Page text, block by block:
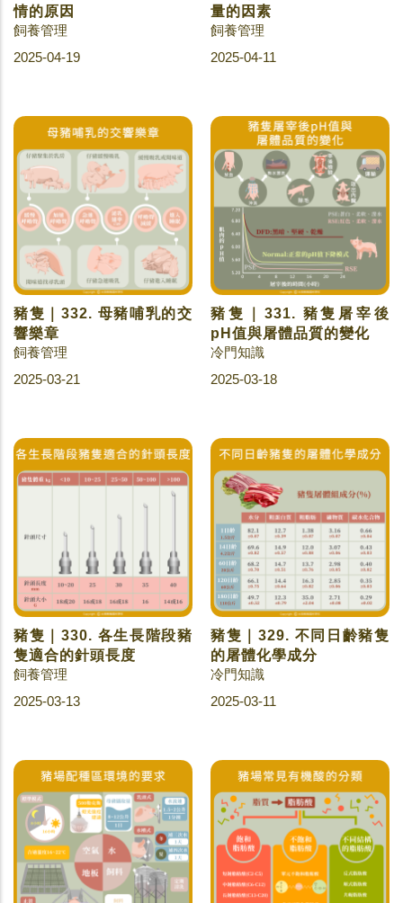
情的原因
飼養管理
2025-04-19
量的因素
飼養管理
2025-04-11
豬隻｜332. 母豬哺乳的交
響樂章
飼養管理
2025-03-21
豬隻｜331. 豬隻屠宰後
pH值與屠體品質的變化
冷門知識
2025-03-18
豬隻｜330. 各生長階段豬
隻適合的針頭長度
飼養管理
2025-03-13
豬隻｜329. 不同日齡豬隻
的屠體化學成分
冷門知識
2025-03-11